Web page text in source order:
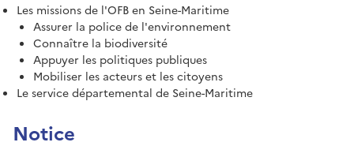
Les missions de l'OFB en Seine-Maritime
Assurer la police de l'environnement
Connaître la biodiversité
Appuyer les politiques publiques
Mobiliser les acteurs et les citoyens
Le service départemental de Seine-Maritime
Notice